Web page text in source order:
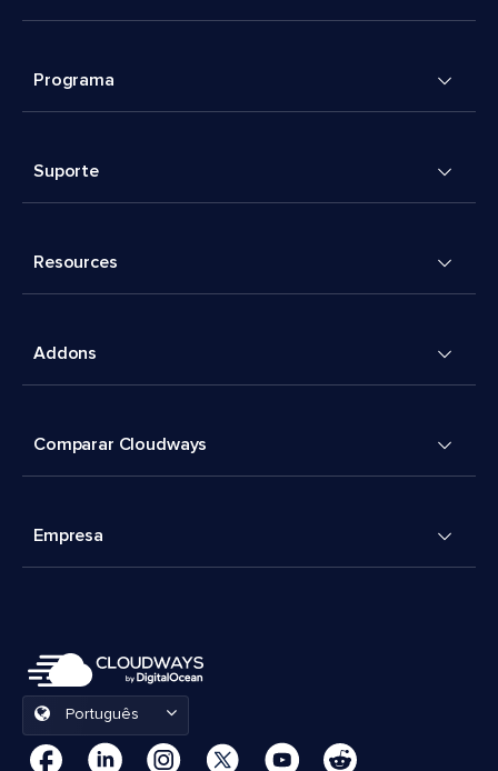
Programa
Suporte
Resources
Addons
Comparar Cloudways
Empresa
Português